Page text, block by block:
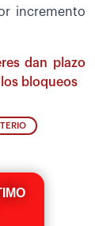
incremento
dan plazo
bloqueos